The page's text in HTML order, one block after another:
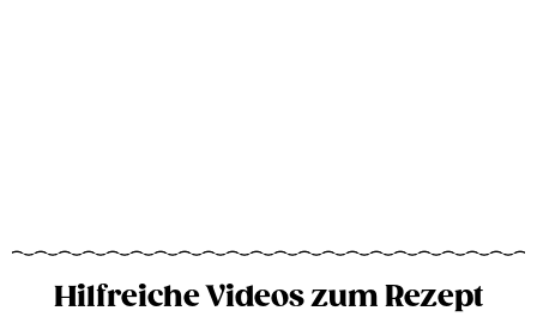
Hilfreiche Videos zum Rezept